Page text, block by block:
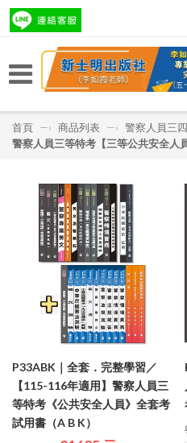
首頁 —› 商品列表 —› 警察人員三
警察人員三等特考【三等公共安全人員
P33ABK｜全套．完整學習／
【115-116年適用】警察人員三
等特考《公共安全人員》全套考
試用書（A B K）